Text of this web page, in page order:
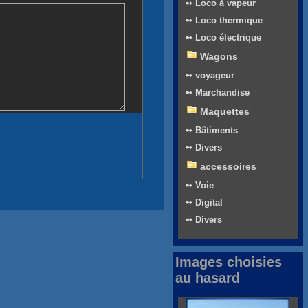
➻ Loco à vapeur
➻ Loco thermique
➻ Loco électrique
Wagons
➻ voyageur
➻ Marchandise
Maquettes
➻ Bâtiments
➻ Divers
accessoires
➻ Voie
➻ Digital
➻ Divers
Images choisies
au hasard